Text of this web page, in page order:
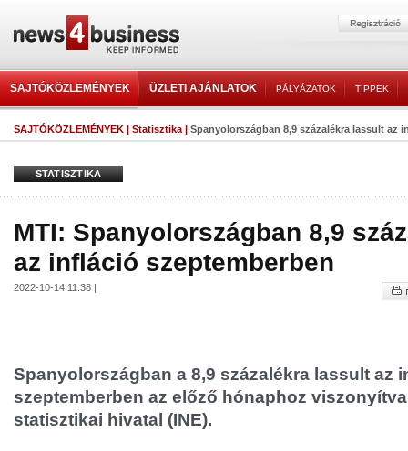
SAJTÓKÖZLEMÉNYEK ÜZLETI AJÁNLATOK PÁLYÁZATOK TIPPEK
SAJTÓKÖZLEMÉNYEK | Statisztika | Spanyolországban 8,9 százalékra lassult az
STATISZTIKA
MTI: Spanyolországban 8,9
az infláció szeptemberben
2022-10-14 11:38 |
Spanyolországban a 8,9 százalékra lassult az
szeptemberben az előző hónaphoz
statisztikai hivatal (INE).